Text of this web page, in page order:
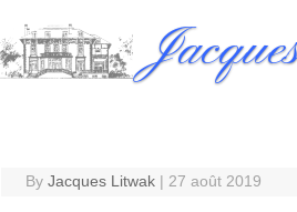
to
content
By Jacques Litwak | 27 août 2019